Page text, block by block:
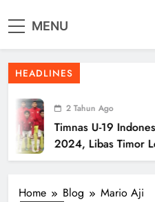
Pinjaman dari Barcelona
Trabzonspor Mulai Negosiasi
Medis Dijadwalkan 5 Agustus
Malang United U-13 Juara Piala
2026, Siap Tatap Putaran Provinsi
MENU
HEADLINES
2 Tahun Ago
Timnas U-19
2024, Libas Timor
Semifinal
Home Blog Mario Aji